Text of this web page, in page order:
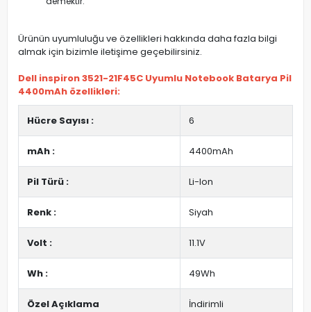
Ürünün uyumluluğu ve özellikleri hakkında daha fazla bilgi
almak için bizimle iletişime geçebilirsiniz.
Dell inspiron 3521-21F45C Uyumlu Notebook Batarya Pil
4400mAh özellikleri:
Hücre Sayısı : 6
mAh : 4400mAh
Pil Türü : Li-Ion
Renk : Siyah
Volt : 11.1V
Wh : 49Wh
Özel Açıklama İndirimli